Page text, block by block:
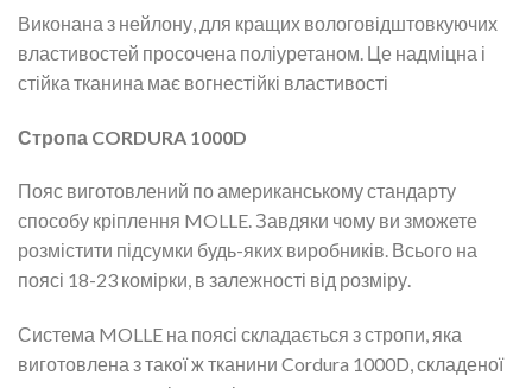
Виконана з нейлону, для кращих вологовідштовкуючих
властивостей просочена поліуретаном. Це надміцна і
стійка тканина має вогнестійкі властивості
Стропа CORDURA 1000D
Пояс виготовлений по американському стандарту
способу кріплення MOLLE. Завдяки чому ви зможете
розмістити підсумки будь-яких виробників. Всього на
поясі 18-23 комірки, в залежності від розміру.
Система MOLLE на поясі складається з стропи, яка
виготовлена з такої ж тканини Cordura 1000D, складеної